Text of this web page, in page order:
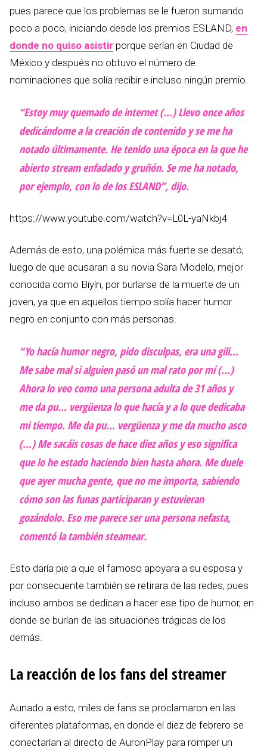
pues parece que los problemas se le fueron sumando
poco a poco, iniciando desde los premios ESLAND, en
donde no quiso asistir porque serían en Ciudad de
México y después no obtuvo el número de
nominaciones que solía recibir e incluso ningún premio.
“Estoy muy quemado de internet (…) Llevo once años
dedicándome a la creación de contenido y se me ha
notado últimamente. He tenido una época en la que he
abierto stream enfadado y gruñón. Se me ha notado,
por ejemplo, con lo de los ESLAND”, dijo.
https://www.youtube.com/watch?v=L0L-yaNkbj4
Además de esto, una polémica más fuerte se desató,
luego de que acusaran a su novia Sara Modelo, mejor
conocida como Biyín, por burlarse de la muerte de un
joven, ya que en aquellos tiempo solía hacer humor
negro en conjunto con más personas.
“Yo hacía humor negro, pido disculpas, era una gili…
Me sabe mal si alguien pasó un mal rato por mí (…)
Ahora lo veo como una persona adulta de 31 años y
me da pu… vergüenza lo que hacía y a lo que dedicaba
mi tiempo. Me da pu… vergüenza y me da mucho asco
(…) Me sacáis cosas de hace diez años y eso significa
que lo he estado haciendo bien hasta ahora. Me duele
que ayer mucha gente, que no me importa, sabiendo
cómo son las funas participaran y estuvieran
gozándolo. Eso me parece ser una persona nefasta,
comentó la también steamear.
Esto daría pie a que el famoso apoyara a su esposa y
por consecuente también se retirara de las redes, pues
incluso ambos se dedican a hacer ese tipo de humor, en
donde se burlan de las situaciones trágicas de los
demás.
La reacción de los fans del streamer
Aunado a esto, miles de fans se proclamaron en las
diferentes plataformas, en donde el diez de febrero se
conectarían al directo de AuronPlay para romper un